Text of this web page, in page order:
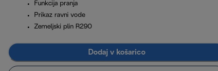
Funkcija pranja
Prikaz ravni vode
Zemeljski plin R290
Dodaj v košarico